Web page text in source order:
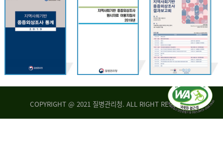
COPYRIGHT @ 2021 질병관리청. ALL RIGHT RESERVED